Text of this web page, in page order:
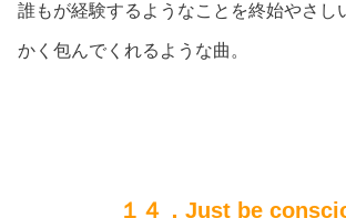
誰もが経験するようなことを終始やさし
かく包んでくれるような曲。
１４．Just be